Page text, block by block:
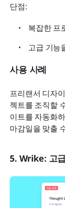
단점:
복잡한 프
고급 기능
사용 사례
프리랜서 디자
젝트를 조직할
이트를 자동화
마감일을 맞출
5. Wrike: 고